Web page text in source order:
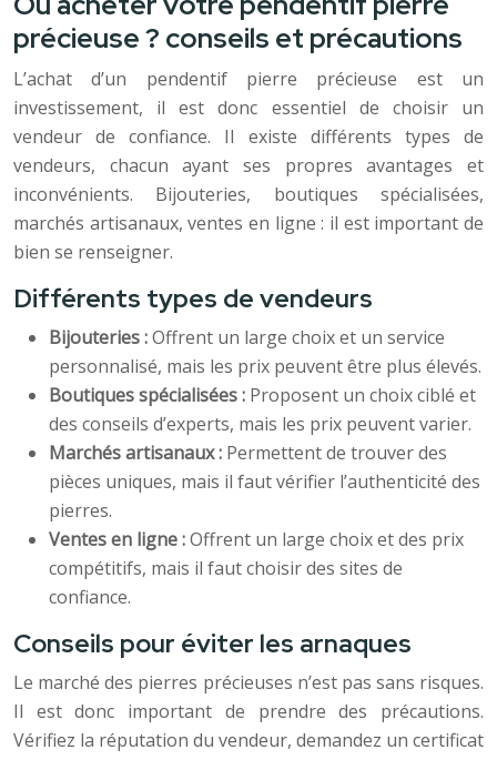
précieuse ? conseils et précautions
L’achat d’un pendentif pierre précieuse est un
investissement, il est donc essentiel de choisir un
vendeur de confiance. Il existe différents types de
vendeurs, chacun ayant ses propres avantages et
inconvénients. Bijouteries, boutiques spécialisées,
marchés artisanaux, ventes en ligne : il est important de
bien se renseigner.
Différents types de vendeurs
Bijouteries :Offrent un large choix et un service
personnalisé, mais les prix peuvent être plus élevés.
Boutiques spécialisées : Proposent un choix ciblé et
des conseils d’experts, mais les prix peuvent varier.
Marchés artisanaux : Permettent de trouver des
pièces uniques, mais il faut vérifier l’authenticité des
pierres.
Ventes en ligne :Offrent un large choix et des prix
compétitifs, mais il faut choisir des sites de
confiance.
Conseils pour éviter les arnaques
Le marché des pierres précieuses n’est pas sans risques.
Il est donc important de prendre des précautions.
Vérifiez la réputation du vendeur, demandez un certificat